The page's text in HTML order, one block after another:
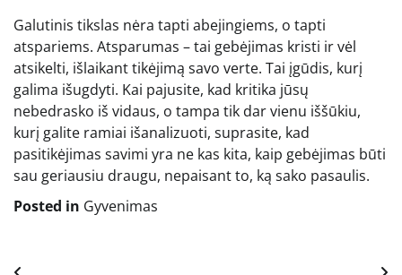
Galutinis tikslas nėra tapti abejingiems, o tapti
atspariems. Atsparumas – tai gebėjimas kristi ir vėl
atsikelti, išlaikant tikėjimą savo verte. Tai įgūdis, kurį
galima išugdyti. Kai pajusite, kad kritika jūsų
nebedrasko iš vidaus, o tampa tik dar vienu iššūkiu,
kurį galite ramiai išanalizuoti, suprasite, kad
pasitikėjimas savimi yra ne kas kita, kaip gebėjimas būti
sau geriausiu draugu, nepaisant to, ką sako pasaulis.
Posted in Gyvenimas